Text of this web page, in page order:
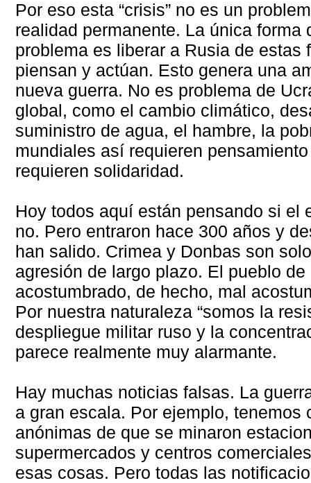
Por eso esta “crisis” no es un
realidad permanente. La única forma
problema es liberar a Rusia de estas
piensan y actúan. Esto genera una
nueva guerra. No es problema de
global, como el cambio climático,
suministro de agua, el hambre, la
mundiales así requieren
requieren solidaridad.
Hoy todos aquí están pensando si el
no. Pero entraron hace 300 años y
han salido. Crimea y Donbas son
agresión de largo plazo. El pueblo
acostumbrado, de hecho, mal
Por nuestra naturaleza “somos la
despliegue militar ruso y la
parece realmente muy alarmante.
Hay muchas noticias falsas. La
a gran escala. Por ejemplo, tenemos
anónimas de que se minaron
supermercados y centros
esas cosas. Pero todas las